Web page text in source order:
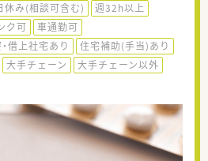
休み(相談可含む)
週32h以上
ク可
車通勤可
借上社宅あり
住宅補助(手当)あり
大手チェーン
大手チェーン以外